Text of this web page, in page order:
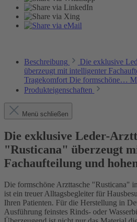
Beschreibung
Die exklusive
überzeugt mit intelligenter
Tragekomfort Die formschöne…
Produkteigenschaften
Menü schließen
Die exklusive Leder-
"Rusticana" überzeugt
Fachaufteilung und
Die formschöne Arzttasche "Rusticana"
ist ein treuer Alltagsbegleiter für
Ihren Patienten. Für die Herstellung in
Ausführung feinstes Rinds- oder